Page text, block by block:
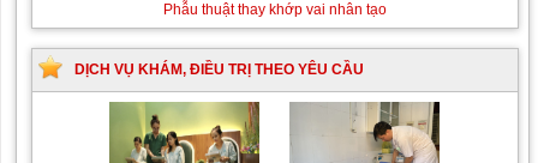
Phẫu thuật thay khớp vai nhân tạo
DỊCH VỤ KHÁM, ĐIỀU TRỊ THEO YÊU CẦU